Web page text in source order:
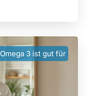
Omega 3 ist gut für